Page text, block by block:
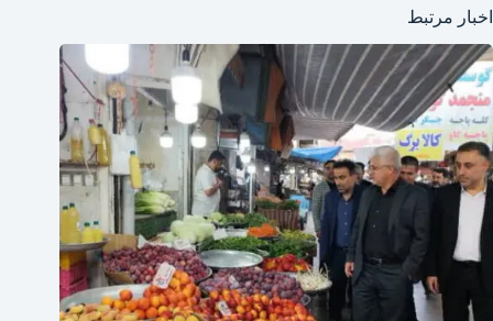
اخبار مرتبط